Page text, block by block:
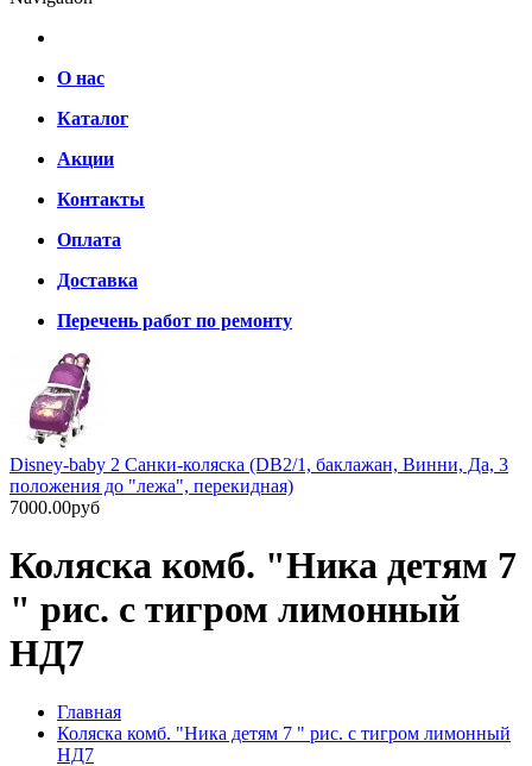
О нас
Каталог
Акции
Контакты
Оплата
Доставка
Перечень работ по ремонту
Disney-baby 2 Санки-коляска (DB2/1, баклажан, Винни, Да, 3
положения до "лежа", перекидная)
7000.00руб
Коляска комб. "Ника детям 7
" рис. с тигром лимонный
НД7
Главная
Коляска комб. "Ника детям 7 " рис. с тигром лимонный
НД7